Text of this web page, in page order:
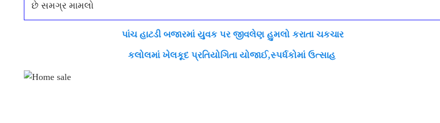
પાંચ હાટડી બજારમાં યુવક પર જીવલેણ હુમલો કરાતા ચકચાર
કલોલમાં ખેલકૂદ પ્રતિયોગિતા યોજાઈ,સ્પર્ધકોમાં ઉત્સાહ